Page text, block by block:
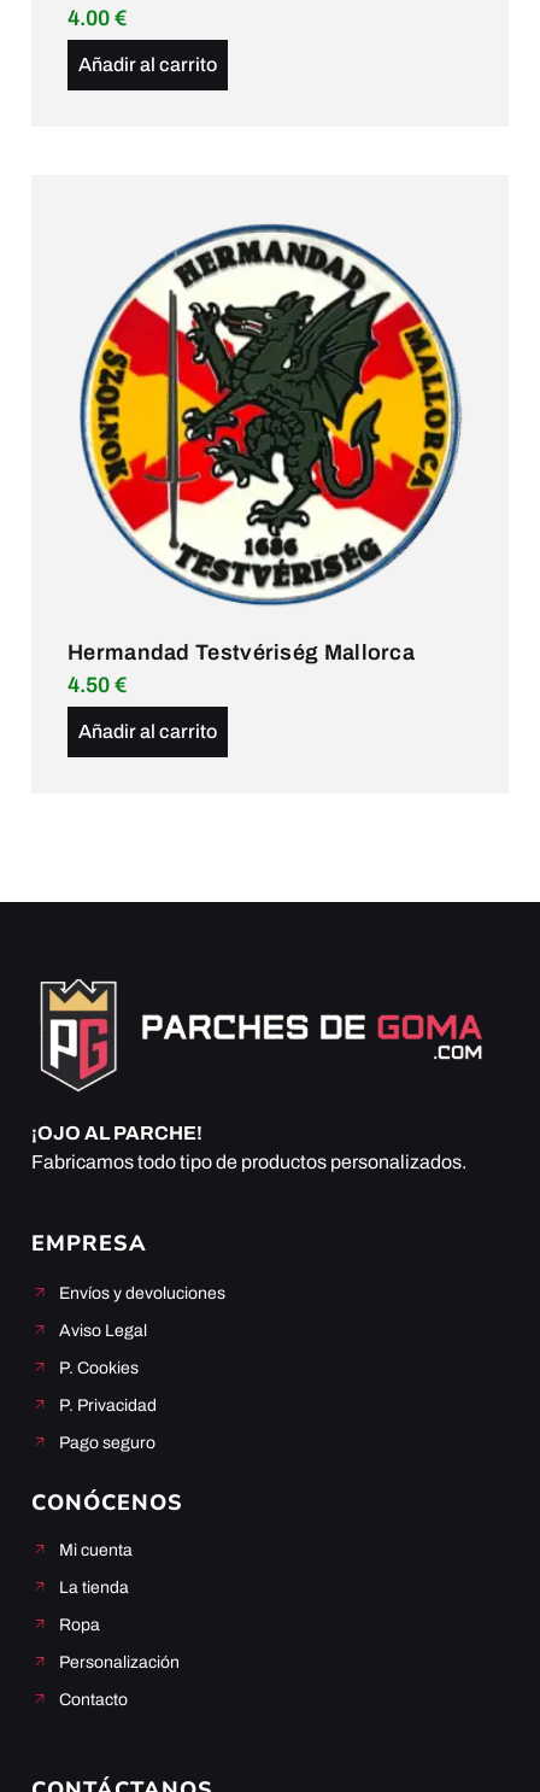
4.00 €
Añadir al carrito
Hermandad Testvériség Mallorca
4.50 €
Añadir al carrito
¡OJO AL PARCHE!
Fabricamos todo tipo de productos personalizados.
EMPRESA
Envíos y devoluciones
Aviso Legal
P. Cookies
P. Privacidad
Pago seguro
CONÓCENOS
Mi cuenta
La tienda
Ropa
Personalización
Contacto